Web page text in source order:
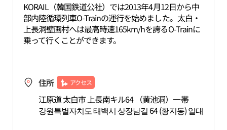
KORAIL（韓国鉄道公社）では2013年4月12日から中
部内陸循環列車O-Trainの運行を始めました。太白・
上長洞壁画村へは最高時速165km/hを誇るO-Trainに
乗って行くことができます。
住所 アクセス
江原道 太白市 上長南キル64 （黄池洞）一帯
강원특별자치도 태백시 상장남길 64 (황지동) 일대